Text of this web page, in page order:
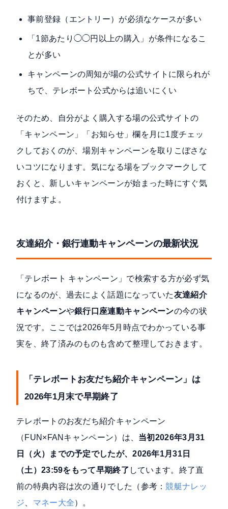
事前登録（エントリー）が必須なケースが多い
「1節あたり◯◯円以上の購入」が条件になるこ
とが多い
キャンペーンの周知が場の公式サイトに限られが
ちで、テレボート公式からは追いにくい
そのため、自分がよく購入する場の公式サイトの
「キャンペーン」「お知らせ」欄を月に1度チェッ
クしておくのが、場別キャンペーンを取りこぼさな
いコツになります。気になる場をブックマークして
おくと、新しいキャンペーンが始まった時にすぐ気
付けますよ。
友達紹介・銀行連動キャンペーンの最新状況
「テレボート キャンペーン」で検索する方が必ず気
になるのが、過去によく話題になっていた友達紹介
キャンペーンや銀行口座連動キャンペーンの今の状
況です。ここでは2026年5月時点でわかっている事
実を、終了済みのものも含めて整理しておきます。
「テレボートお友だち紹介キャンペーン」は
2026年1月末で早期終了
テレボートのお友だち紹介キャンペーン
（FUN×FANキャンペーン）は、 当初2026年3月31
日（火）までの予定でしたが、2026年1月31日
（土）23:59をもって早期終了 しています。終了直
前の特典内容は次の通りでした（参考：競艇ナレッ
ジ
マネー大全）。